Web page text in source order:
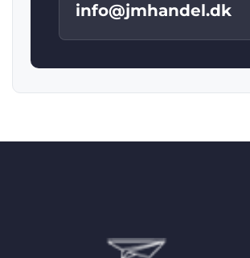
info@jmhandel.dk